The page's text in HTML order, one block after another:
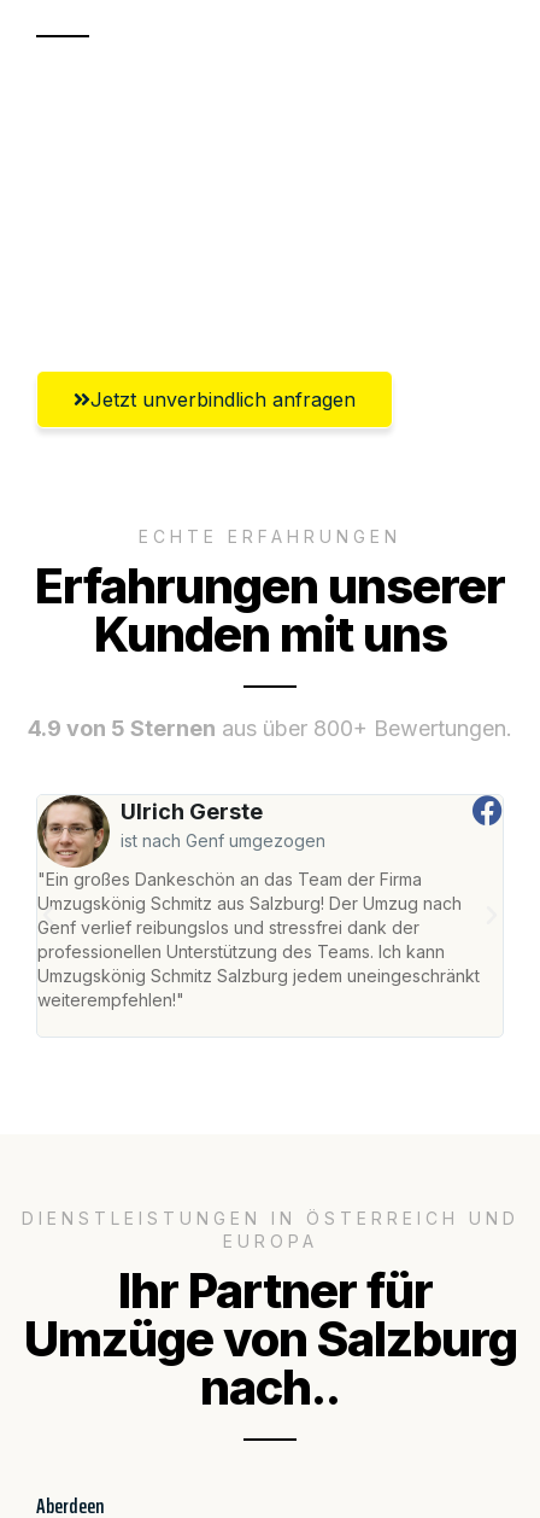
Jetzt unverbindlich anfragen
ECHTE ERFAHRUNGEN
Erfahrungen unserer
Kunden mit uns
4.9 von 5 Sternen aus über 800+ Bewertungen.
Ulrich Gerste
ist nach Genf umgezogen
"Ein großes Dankeschön an das Team der Firma
Umzugskönig Schmitz aus Salzburg! Der Umzug nach
Genf verlief reibungslos und stressfrei dank der
professionellen Unterstützung des Teams. Ich kann
Umzugskönig Schmitz Salzburg jedem uneingeschränkt
weiterempfehlen!"
DIENSTLEISTUNGEN IN ÖSTERREICH UND
EUROPA
Ihr Partner für
Umzüge von Salzburg
nach..
Aberdeen